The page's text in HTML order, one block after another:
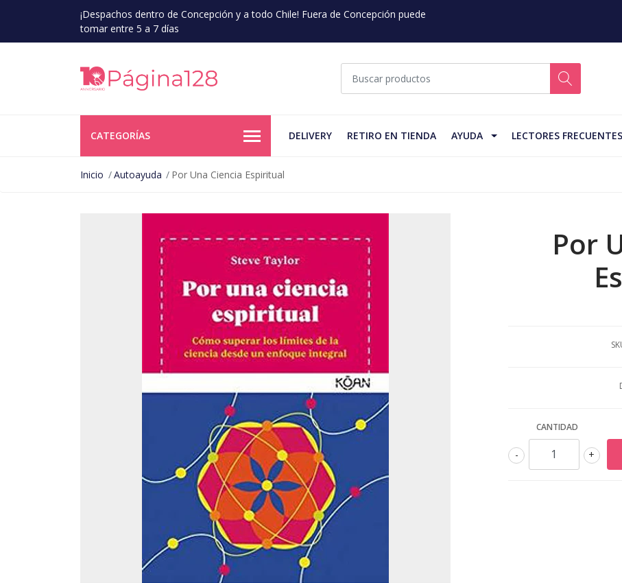
¡Despachos dentro de Concepción y a todo Chile! Fuera de Concepción puede
tomar entre 5 a 7 días
CATEGORÍAS DELIVERY RETIRO EN TIENDA AYUDA LECTORES FRECUENTES
Inicio Autoayuda Por Una Ciencia Espiritual
Por
CANTIDAD
+
-